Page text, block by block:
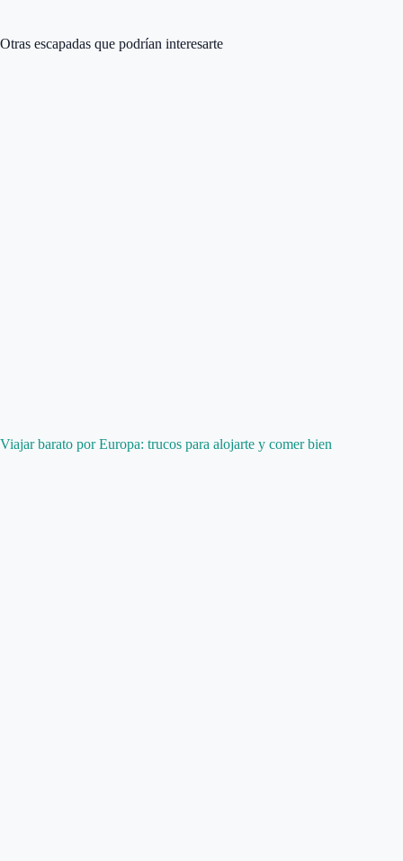
Otras escapadas que podrían interesarte
Viajar barato por Europa: trucos para alojarte y comer bien